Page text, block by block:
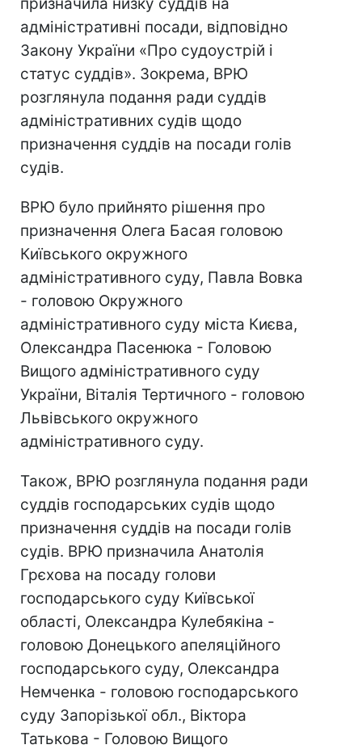
адміністративні посади, відповідно
Закону України «Про судоустрій і
статус суддів». Зокрема, ВРЮ
розглянула подання ради суддів
адміністративних судів щодо
призначення суддів на посади голів
судів.
ВРЮ було прийнято рішення про
призначення Олега Басая головою
Київського окружного
адміністративного суду, Павла Вовка
- головою Окружного
адміністративного суду міста Києва,
Олександра Пасенюка - Головою
Вищого адміністративного суду
України, Віталія Тертичного - головою
Львівського окружного
адміністративного суду.
Також, ВРЮ розглянула подання ради
суддів господарських судів щодо
призначення суддів на посади голів
судів. ВРЮ призначила Анатолія
Грєхова на посаду голови
господарського суду Київської
області, Олександра Кулебякіна -
головою Донецького апеляційного
господарського суду, Олександра
Немченка - головою господарського
суду Запорізької обл., Віктора
Татькова - Головою Вищого